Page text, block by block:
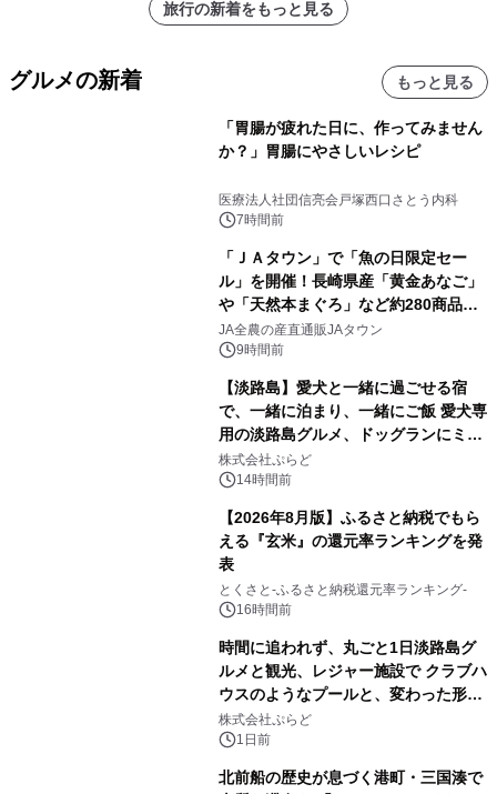
旅行の新着をもっと見る
グルメの新着 もっと見る
「胃腸が疲れた日に、作ってみません
か？」胃腸にやさしいレシピ
医療法人社団信亮会戸塚西口さとう内科
7時間前
「ＪＡタウン」で「魚の日限定セー
ル」を開催！長崎県産「黄金あなご」
や「天然本まぐろ」など約280商品を
販売！～毎月１０日の定例企画～
JA全農の産直通販JAタウン
9時間前
【淡路島】愛犬と一緒に過ごせる宿
で、一緒に泊まり、一緒にご飯 愛犬専
用の淡路島グルメ、ドッグランにミニ
プール グランピングとトレーラーハウ
スの2施設で
株式会社ぷらど
14時間前
【2026年8月版】ふるさと納税でもら
える『玄米』の還元率ランキングを発
表
とくさと-ふるさと納税還元率ランキング-
16時間前
時間に追われず、丸ごと1日淡路島グ
ルメと観光、レジャー施設で クラブハ
ウスのようなプールと、変わった形の
サウナも 「THE BOXY AWAJI」のお
得な素泊まり連泊プランで
株式会社ぷらど
1日前
北前船の歴史が息づく港町・三国湊で